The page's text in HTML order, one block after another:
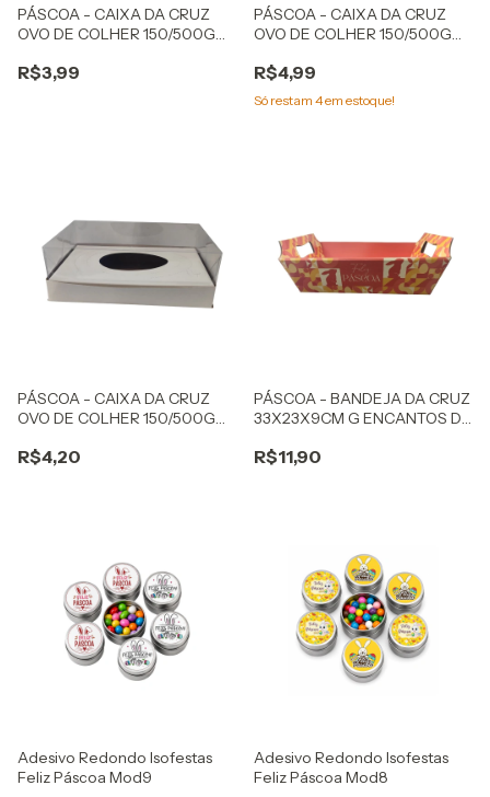
PÁSCOA - CAIXA DA CRUZ
OVO DE COLHER 150/500G
R$3,99
PÁSCOA - CAIXA DA CRUZ
OVO DE COLHER 150/500G
R$4,99
Só restam 4em estoque!
PÁSCOA - CAIXA DA CRUZ
OVO DE COLHER 150/500G
R$4,20
PÁSCOA - BANDEJA DA CRUZ
33X23X9CM G ENCANTOS DE
R$11,90
Adesivo Redondo Isofestas
Feliz Páscoa Mod9
Adesivo Redondo Isofestas
Feliz Páscoa Mod8